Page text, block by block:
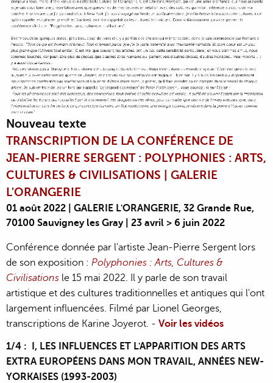
Nouveau texte
TRANSCRIPTION DE LA CONFÉRENCE DE
JEAN-PIERRE SERGENT : POLYPHONIES : ARTS,
CULTURES & CIVILISATIONS | GALERIE
L'ORANGERIE
01 août 2022 | GALERIE L'ORANGERIE, 32 Grande Rue,
70100 Sauvigney les Gray | 23 avril > 6 juin 2022
Conférence donnée par l'artiste Jean-Pierre Sergent lors
de son exposition : Polyphonies : Arts, Cultures &
Civilisations le 15 mai 2022. Il y parle de son travail
artistique et des cultures traditionnelles et antiques qui l'ont
largement influencées. Filmé par Lionel Georges,
transcriptions de Karine Joyerot. - Voir les vidéos
1/4 : I, LES INFLUENCES ET L'APPARITION DES ARTS
EXTRA EUROPÉENS DANS MON TRAVAIL, ANNÉES NEW-
YORKAISES (1993-2003)